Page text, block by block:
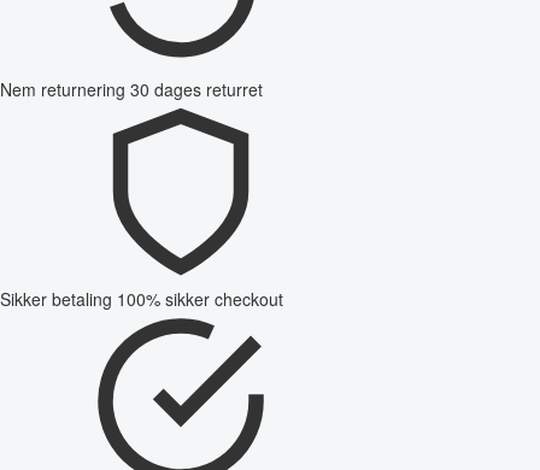
Nem returnering 30 dages returret
Sikker betaling 100% sikker checkout